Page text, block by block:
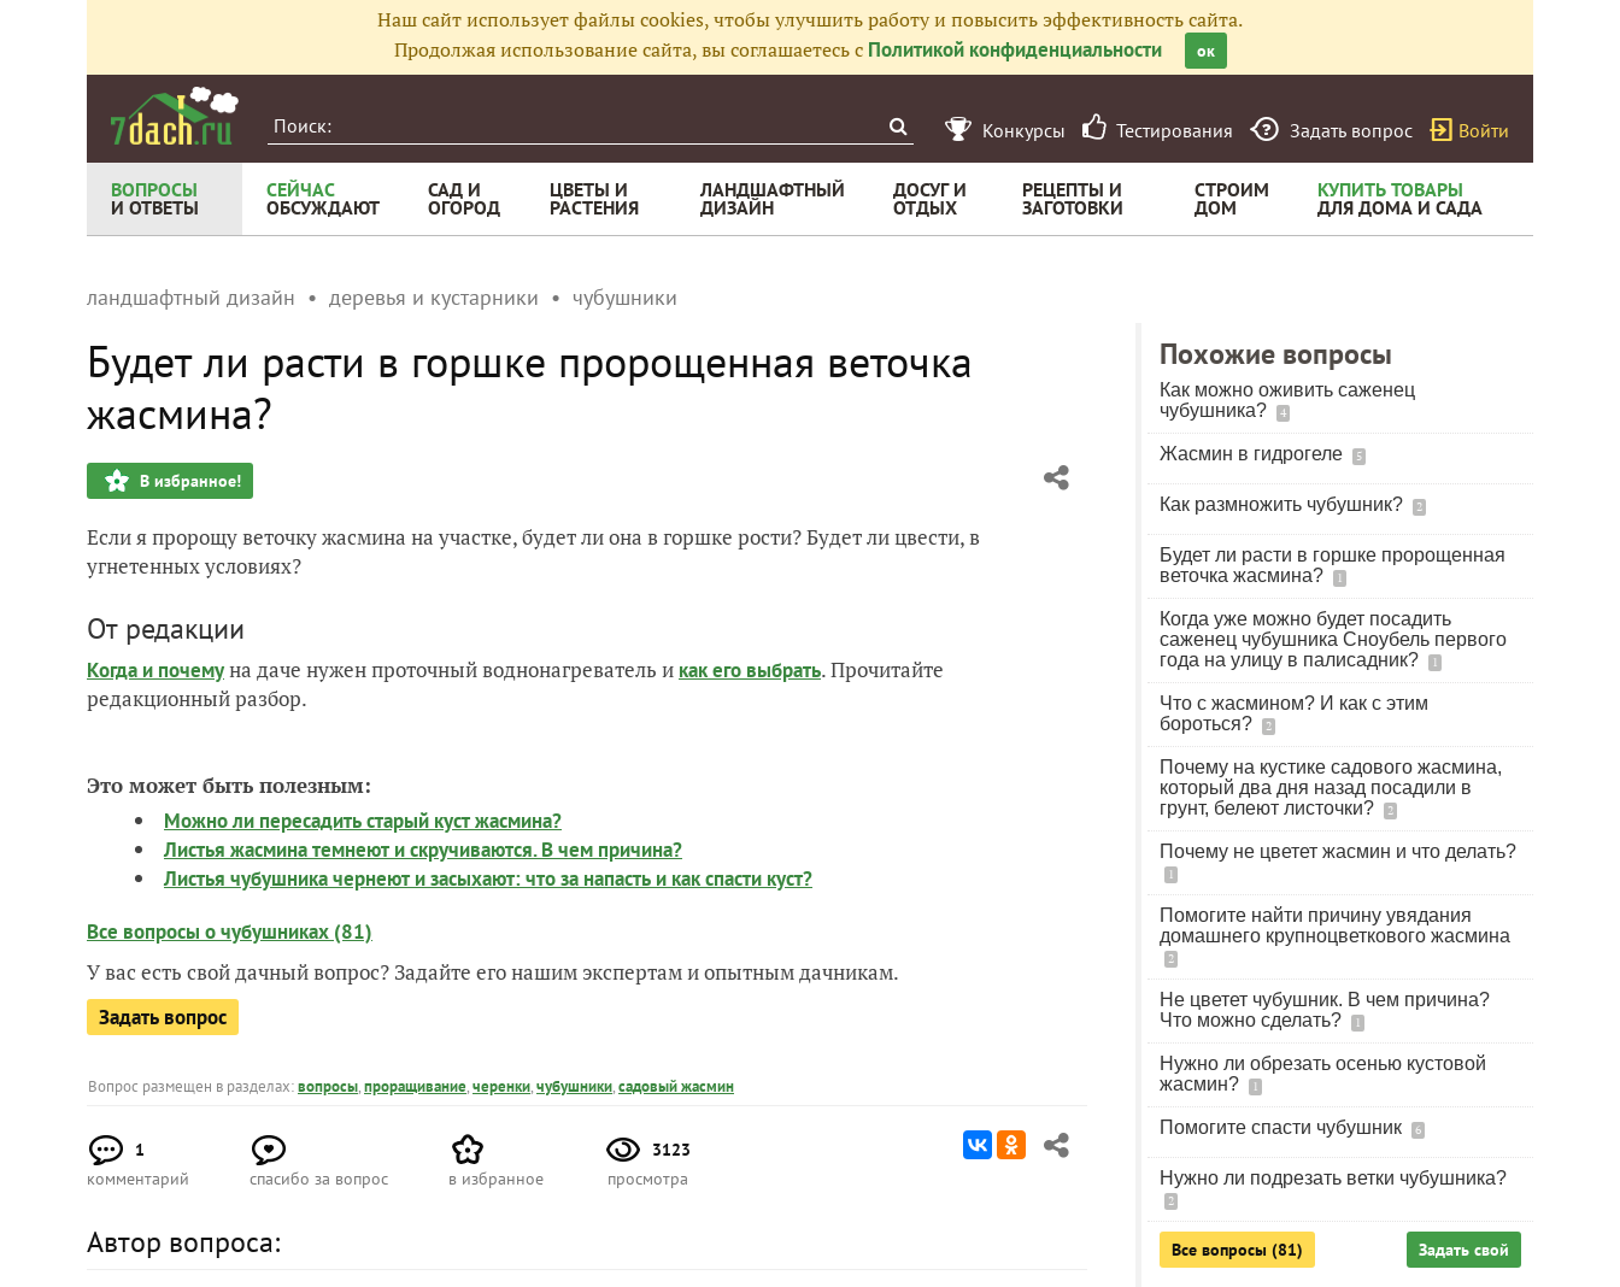
Наш сайт использует файлы cookies, чтобы улучшить работу и повысить эффективность сайта.
Продолжая использование сайта, вы соглашаетесь с Политикой конфиденциальности ок
Конкурсы Тестирования Задать вопрос Войти
ВОПРОСЫ
И ОТВЕТЫ
СЕЙЧАС
ОБСУЖДАЮТ
САД И
ОГОРОД
ЦВЕТЫ И
РАСТЕНИЯ
ЛАНДШАФТНЫЙ
ДИЗАЙН
ДОСУГ И
ОТДЫХ
РЕЦЕПТЫ И
ЗАГОТОВКИ
СТРОИМ
ДОМ
КУПИТЬ ТОВАРЫ
ДЛЯ ДОМА И САДА
ландшафтный дизайн деревья и кустарники чубушники
Будет ли расти в горшке пророщенная веточка
жасмина?
В избранное!
Если я пророщу веточку жасмина на участке, будет ли она в горшке рости? Будет ли цвести, в
угнетенных условиях?
От редакции
Когда и почемуна даче нужен проточный воднонагреватель и как его выбрать. Прочитайте
редакционный разбор.
Это может быть полезным:
Можно ли пересадить старый куст жасмина?
Листья жасмина темнеют и скручиваются. В чем причина?
Листья чубушника чернеют и засыхают: что за напасть и как спасти куст?
Все вопросы о чубушниках (81)
У вас есть свой дачный вопрос? Задайте его нашим экспертам и опытным дачникам.
Задать вопрос
Вопрос размещен в разделах:вопросы,проращивание,черенки,чубушники,садовый жасмин
1
комментарий
спасибо за вопрос в избранное
3123
просмотра
Автор вопроса:
Похожие вопросы
Как можно оживить саженец
чубушника?
4
Жасмин в гидрогеле 5
Как размножить чубушник? 2
Будет ли расти в горшке пророщенная
веточка жасмина?
1
Когда уже можно будет посадить
саженец чубушника Сноубель первого
года на улицу в палисадник?
1
Что с жасмином? И как с этим
бороться?
2
Почему на кустике садового жасмина,
который два дня назад посадили в
грунт, белеют листочки?
2
Почему не цветет жасмин и что делать?
1
Помогите найти причину увядания
домашнего крупноцветкового жасмина
2
Не цветет чубушник. В чем причина?
Что можно сделать?
1
Нужно ли обрезать осенью кустовой
жасмин?
1
Помогите спасти чубушник 6
Нужно ли подрезать ветки чубушника?
2
Все вопросы (81) Задать свой